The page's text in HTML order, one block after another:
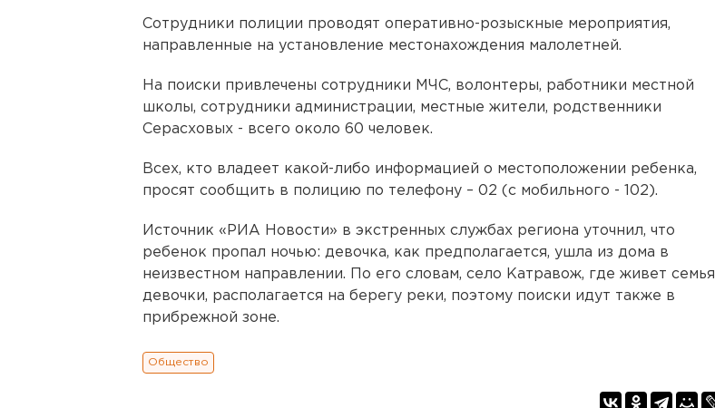
Сотрудники полиции проводят оперативно-розыскные мероприятия,
направленные на установление местонахождения малолетней.
На поиски привлечены сотрудники МЧС, волонтеры, работники местной
школы, сотрудники администрации, местные жители, родственники
Серасховых - всего около 60 человек.
Всех, кто владеет какой-либо информацией о местоположении ребенка,
просят сообщить в полицию по телефону – 02 (с мобильного - 102).
Источник «РИА Новости» в экстренных службах региона уточнил, что
ребенок пропал ночью: девочка, как предполагается, ушла из дома в
неизвестном направлении. По его словам, село Катравож, где живет семья
девочки, располагается на берегу реки, поэтому поиски идут также в
прибрежной зоне.
Общество